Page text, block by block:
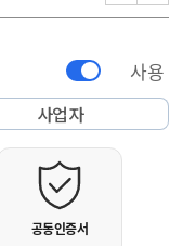
사용
사업자
공동인증서